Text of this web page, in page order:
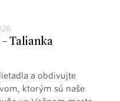
Talianka
a obdivujte
ktorým sú naše